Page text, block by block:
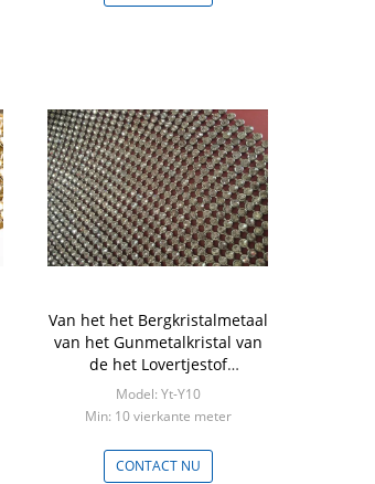
Van het het Bergkristalmetaal
van het Gunmetalkristal van
de het Lovertjestof
Goedgekeurd Ce van de de
Decoratiedoek
Model: Yt-Y10
Min: 10 vierkante meter
CONTACT NU